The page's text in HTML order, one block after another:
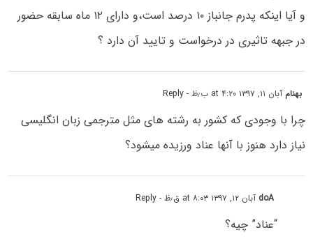
و آیا اینکه پدرم جانباز ۱۰ درصد است،و دارای ۱۲ ماه سابقه حضور
در جبهه تاثیری در درخواست و تایید آن دارد ؟
بهنام آبان ۱۱, ۱۳۹۷ at ۴:۲۰ ب٫ظ - Reply
چرا با وجودی که کشور به رشته های مثل مترجمی زبان انگلیسی
نیاز دارد هنوز با آنها عناد ورزیده میشود؟
doA آبان ۱۲, ۱۳۹۷ at ۸:۰۳ ق٫ظ - Reply
“عناد” چیه؟